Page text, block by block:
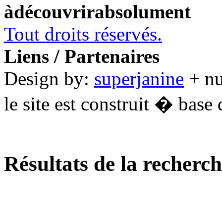
àdécouvrirabsolument
Tout droits réservés.
Liens / Partenaires
Design by: superjanine +
le site est construit � base
Résultats de la